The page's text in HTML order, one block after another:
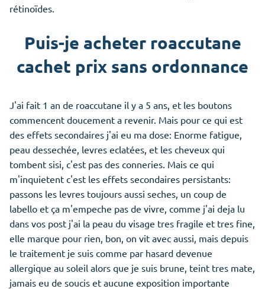
rétinoïdes.
Puis-je acheter roaccutane
cachet prix sans ordonnance
J'ai fait 1 an de roaccutane il y a 5 ans, et les boutons
commencent doucement a revenir. Mais pour ce qui est
des effets secondaires j'ai eu ma dose: Enorme fatigue,
peau dessechée, levres eclatées, et les cheveux qui
tombent sisi, c'est pas des conneries. Mais ce qui
m'inquietent c'est les effets secondaires persistants:
passons les levres toujours aussi seches, un coup de
labello et ça m'empeche pas de vivre, comme j'ai deja lu
dans vos post j'ai la peau du visage tres fragile et tres fine,
elle marque pour rien, bon, on vit avec aussi, mais depuis
le traitement je suis comme par hasard devenue
allergique au soleil alors que je suis brune, teint tres mate,
jamais eu de soucis et aucune exposition importante